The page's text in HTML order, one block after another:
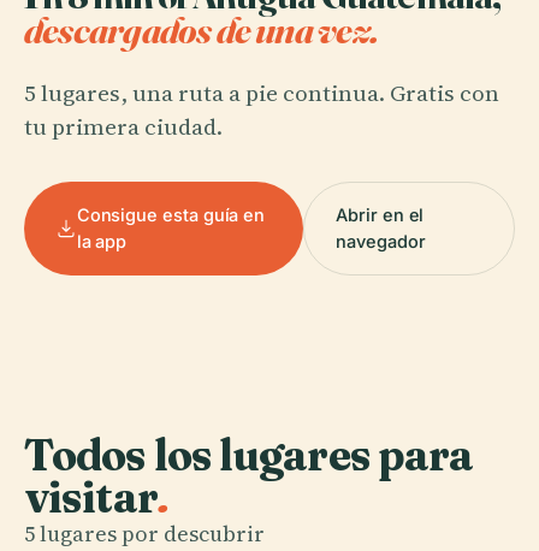
descargados de una vez.
5 lugares, una ruta a pie continua. Gratis con
tu primera ciudad.
Consigue esta guía en
la app
Abrir en el
navegador
Todos los lugares para
visitar.
5 lugares por descubrir